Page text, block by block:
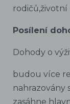
Posílení
Dohody o
budou více
zasáhne